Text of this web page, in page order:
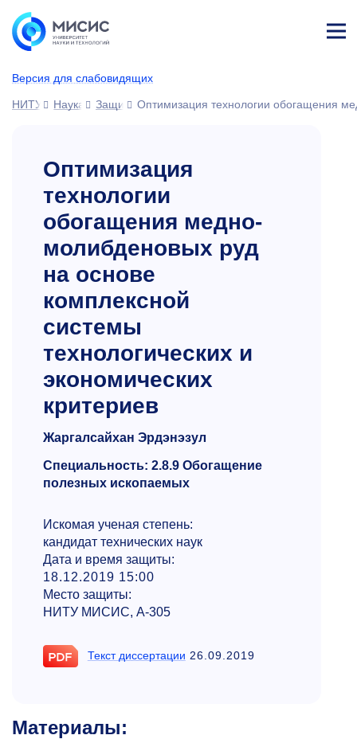
Версия для слабовидящих
ине
НИТУ МИСИС
Наука Защиты диссертаций
Оптимизация технологии обогащения
Оптимизация
технологии
обогащения медно-
молибденовых руд
на основе
комплексной
системы
технологических и
экономических
критериев
Жаргалсайхан Эрдэнэзул
Специальность: 2.8.9 Обогащение
полезных ископаемых
Искомая ученая степень:
кандидат технических наук
Дата и время защиты:
18.12.2019 15:00
Место защиты:
НИТУ МИСИС, А-305
Текст диссертации 26.09.2019
Материалы: